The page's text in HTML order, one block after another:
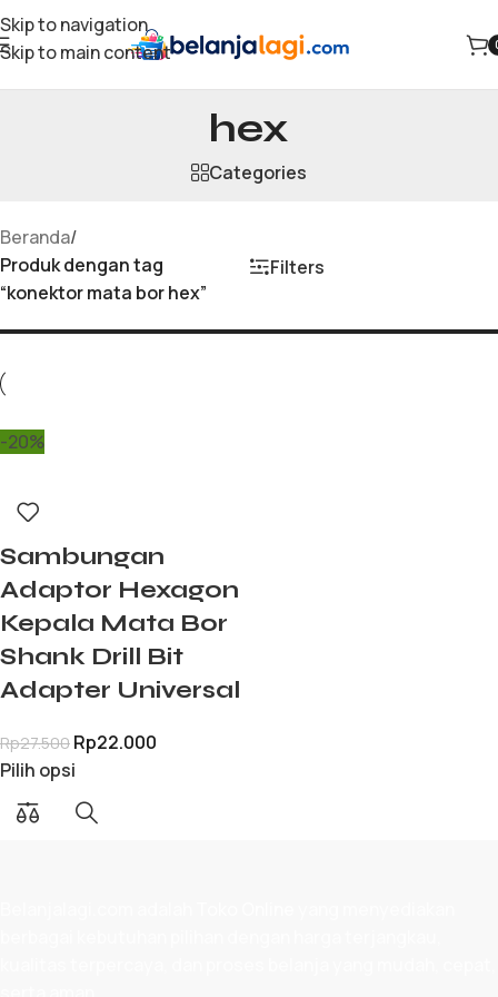
Skip to navigation
Skip to main content
konektor mata bor
hex
Categories
Beranda/
Produk dengan tag
“konektor mata bor hex”
Filters
-20%
Sambungan
Adaptor Hexagon
Kepala Mata Bor
Shank Drill Bit
Adapter Universal
Rp27.500 Rp22.000
Pilih opsi